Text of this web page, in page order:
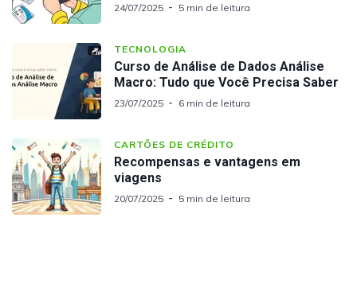
24/07/2025 5 min de leitura
TECNOLOGIA
Curso de Análise de Dados Análise
Macro: Tudo que Você Precisa Saber
23/07/2025 6 min de leitura
CARTÕES DE CRÉDITO
Recompensas e vantagens em
viagens
20/07/2025 5 min de leitura